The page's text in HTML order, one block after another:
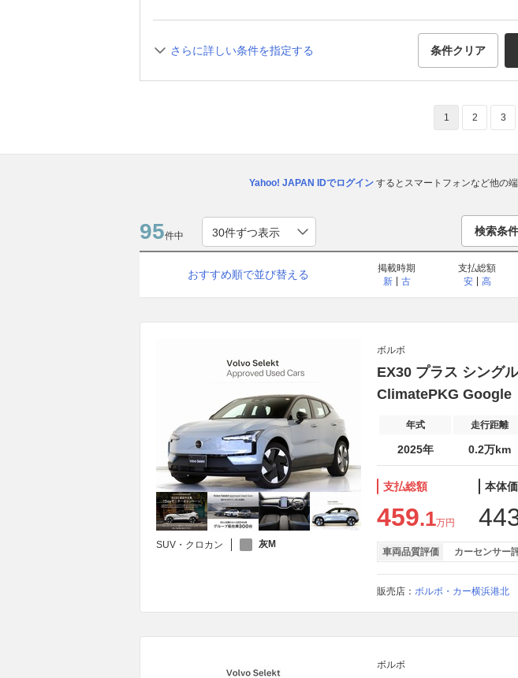
さらに詳しい条件を指定する 条件クリア
1 2 3
Yahoo! JAPAN IDでログインするとスマートフォンなど他の
95件中 検索条
おすすめ順で並び替える
掲載時期
新
古
支払総額
安
高
SUV・クロカン 灰M
ボルボ
EX30 プラス シング
ClimatePKG Google
年式 走行距離
2025年 0.2万km
支払総額
459.1万円
本体
車両品質評価 カーセンサー
販売店： ボルボ・カー横浜港北
ボルボ